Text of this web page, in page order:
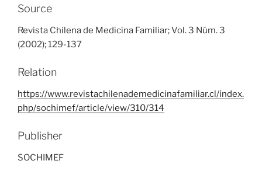
Source
Revista Chilena de Medicina Familiar; Vol. 3 Núm. 3
(2002); 129-137
Relation
https://www.revistachilenademedicinafamiliar.cl/index.
php/sochimef/article/view/310/314
Publisher
SOCHIMEF